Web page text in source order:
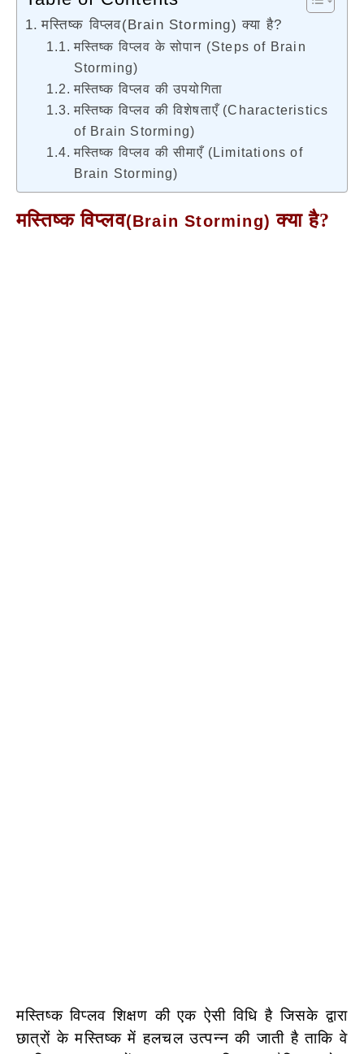
मस्तिष्क विप्लव(Brain Storming) क्या है?
मस्तिष्क विप्लव के सोपान (Steps of Brain
Storming)
मस्तिष्क विप्लव की उपयोगिता
मस्तिष्क विप्लव की विशेषताएँ (Characteristics
of Brain Storming)
मस्तिष्क विप्लव की सीमाएँ (Limitations of
Brain Storming)
मस्तिष्क विप्लव(Brain Storming)क्या है?
मस्तिष्क विप्लवशिक्षण की एक ऐसी विधि है जिसके द्वारा
छात्रों के मस्तिष्क में हलचल उत्पन्न की जाती है ताकि वे